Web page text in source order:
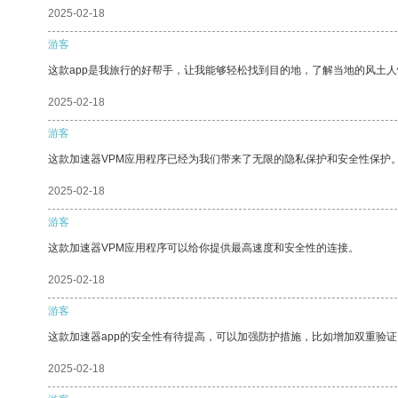
2025-02-18
游客
这款app是我旅行的好帮手，让我能够轻松找到目的地，了解当地的风土人
2025-02-18
游客
这款加速器VPM应用程序已经为我们带来了无限的隐私保护和安全性保护。
2025-02-18
游客
这款加速器VPM应用程序可以给你提供最高速度和安全性的连接。
2025-02-18
游客
这款加速器app的安全性有待提高，可以加强防护措施，比如增加双重验证
2025-02-18